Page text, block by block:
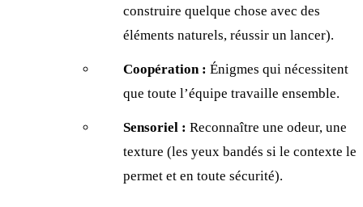
construire quelque chose avec des
éléments naturels, réussir un lancer).
Coopération : Énigmes qui nécessitent
que toute l’équipe travaille ensemble.
Sensoriel : Reconnaître une odeur, une
texture (les yeux bandés si le contexte le
permet et en toute sécurité).